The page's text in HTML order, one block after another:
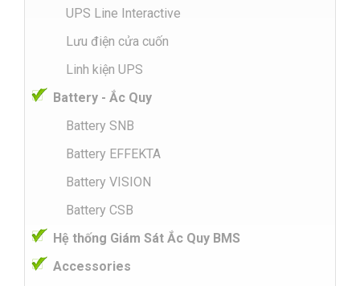
UPS Line Interactive
Lưu điện cửa cuốn
Linh kiện UPS
Battery - Ắc Quy
Battery SNB
Battery EFFEKTA
Battery VISION
Battery CSB
Hệ thống Giám Sát Ắc Quy BMS
Accessories